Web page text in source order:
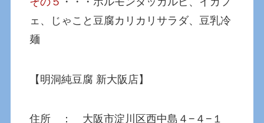
ェ、じゃこと豆腐カリカリサラダ、豆乳冷
麺
【明洞純豆腐 新大阪店】
住所 ： 大阪市淀川区西中島４−４−１